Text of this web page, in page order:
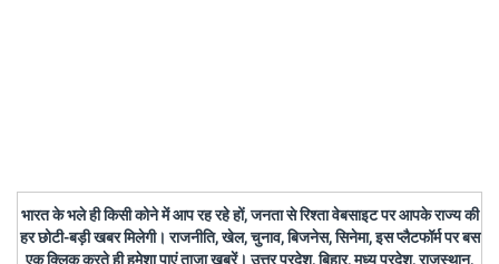
भारत के भले ही किसी कोने में आप रह रहे हों, जनता से रिश्ता वेबसाइट पर आपके राज्य की
हर छोटी-बड़ी खबर मिलेगी। राजनीति, खेल, चुनाव, बिजनेस, सिनेमा, इस प्लैटफॉर्म पर बस
एक क्लिक करते ही हमेशा पाएं ताजा खबरें। उत्तर प्रदेश, बिहार, मध्य प्रदेश, राजस्थान,